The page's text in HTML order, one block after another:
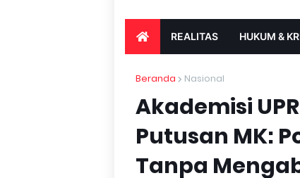
REALITAS HUKUM &
Beranda Nasional
Akademisi
Putusan MK:
Tanpa